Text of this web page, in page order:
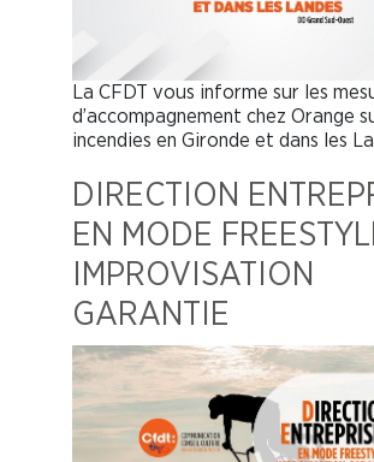
La CFDT vous informe sur les
d’accompagnement chez Orange
incendies en Gironde et dans les
DIRECTION
EN MODE
IMPROVISATION
GARANTIE